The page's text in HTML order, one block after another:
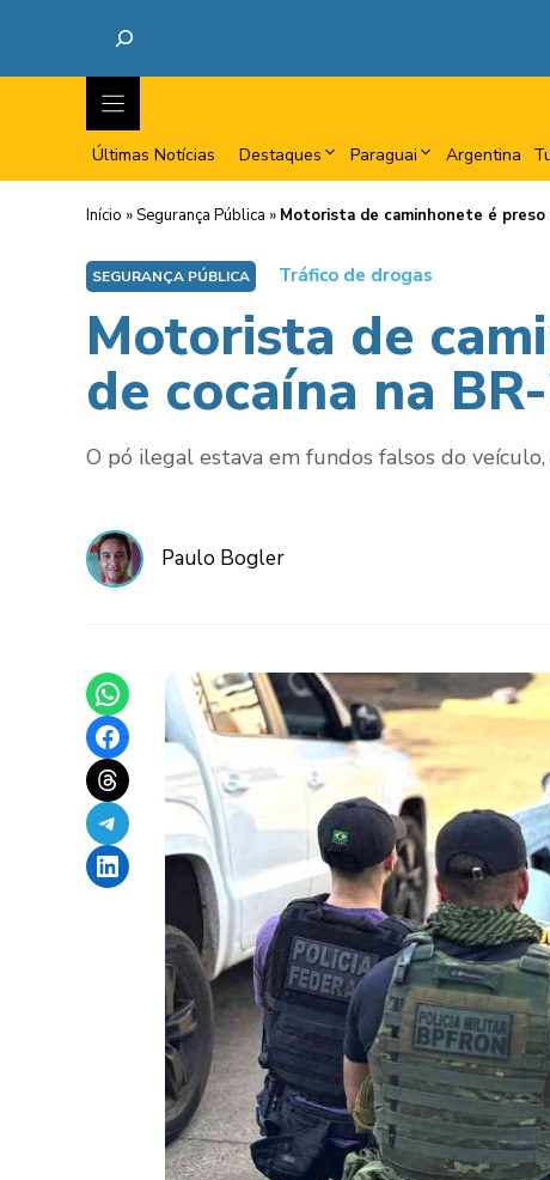
Últimas Notícias Destaques Paraguai Argentina
Início »Segurança Pública » Motorista de caminhonete é preso
SEGURANÇA PÚBLICA Tráfico de drogas
Motorista de
de cocaína na
O pó ilegal estava em fundos falsos do
Paulo Bogler
Share on WhatsApp
Share on Facebook
Share on Threads
Share on Telegram
Share on LinkedIn